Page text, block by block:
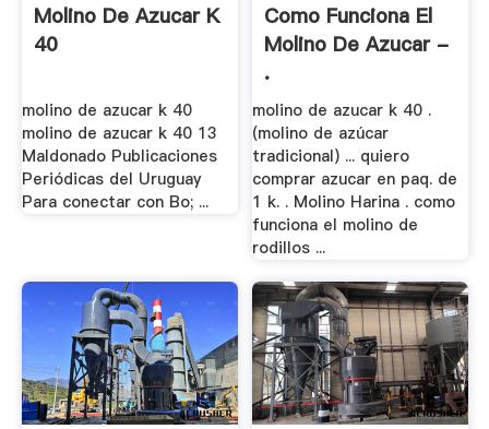
Molino De Azucar K
40
molino de azucar k 40
molino de azucar k 40 13
Maldonado Publicaciones
Periódicas del Uruguay
Para conectar con Bo; ...
Como Funciona El
Molino De Azucar -
.
molino de azucar k 40 .
(molino de azúcar
tradicional) ... quiero
comprar azucar en paq. de
1 k. . Molino Harina . como
funciona el molino de
rodillos ...